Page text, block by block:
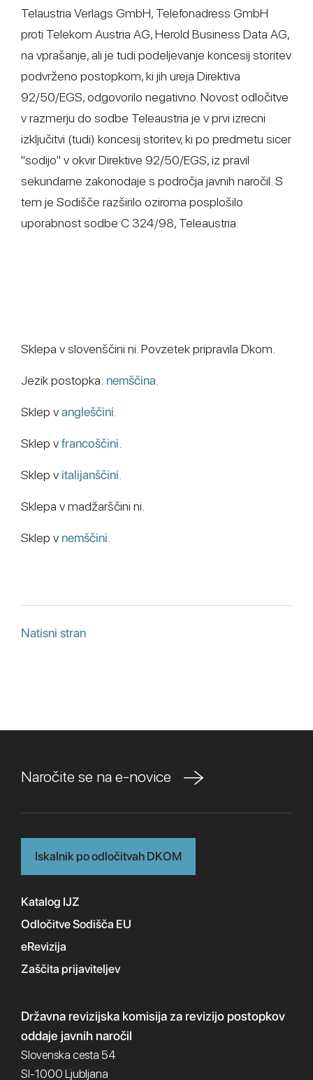
Telaustria Verlags GmbH, Telefonadress GmbH
proti Telekom Austria AG, Herold Business Data AG,
na vprašanje, ali je tudi podeljevanje koncesij storitev
podvrženo postopkom, ki jih ureja Direktiva
92/50/EGS, odgovorilo negativno. Novost odločitve
v razmerju do sodbe Teleaustria je v prvi izrecni
izključitvi (tudi) koncesij storitev, ki po predmetu sicer
"sodijo" v okvir Direktive 92/50/EGS, iz pravil
sekundarne zakonodaje s področja javnih naročil. S
tem je Sodišče razširilo oziroma posplošilo
uporabnost sodbe C 324/98, Teleaustria.
Sklepa v slovenščini ni. Povzetek pripravila Dkom.
Jezik postopka: nemščina
Sklep vangleščini
Sklep vfrancoščini
Sklep v italijanščini
Sklepa v madžarščini ni.
Sklep v nemščini
Natisni stran
Naročite se na e-novice
Iskalnik po odločitvah DKOM
Katalog IJZ
Odločitve Sodišča EU
eRevizija
Zaščita prijaviteljev
Državna revizijska komisijaza revizijo postopkov
oddaje javnih naročil
Slovenska cesta 54
SI-1000 Ljubljana